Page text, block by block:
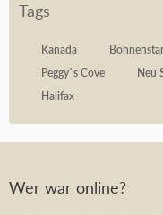
Tags
Kanada
Peggy`s Cove
Neu
Halifax
Wer war online?